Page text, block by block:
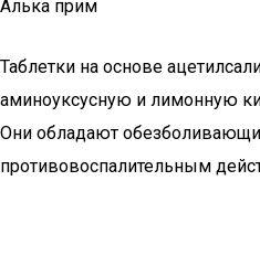
Алька прим
Таблетки на основе
аминоуксусную и лимонную
Они обладают
противовоспалительным